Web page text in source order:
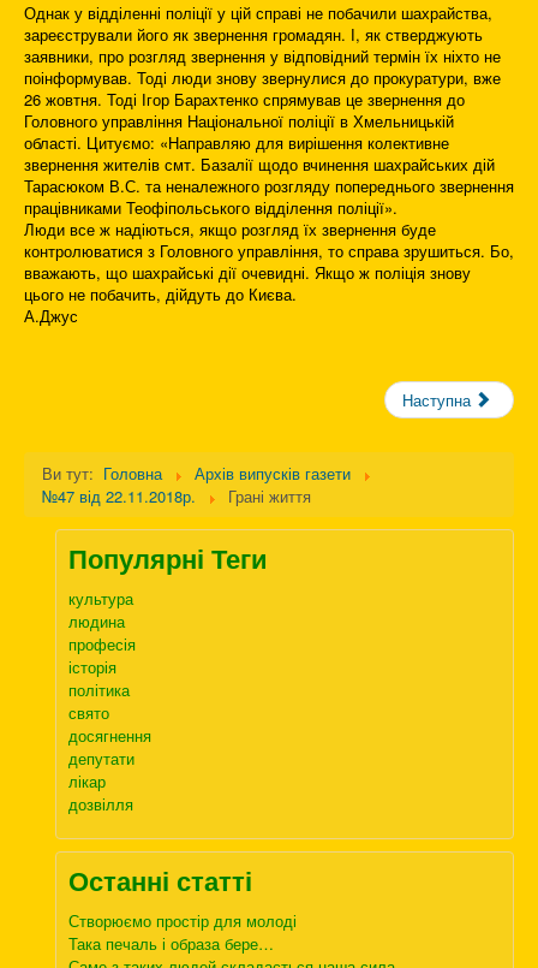
Однак у відділенні поліції у цій справі не побачили шахрайства,
зареєстрували його як звернення громадян. І, як стверджують
заявники, про розгляд звернення у відповідний термін їх ніхто не
поінформував. Тоді люди знову звернулися до прокуратури, вже
26 жовтня. Тоді Ігор Барахтенко спрямував це звернення до
Головного управління Національної поліції в Хмельницькій
області. Цитуємо: «Направляю для вирішення колективне
звернення жителів смт. Базалії щодо вчинення шахрайських дій
Тарасюком В.С. та неналежного розгляду попереднього звернення
працівниками Теофіпольського відділення поліції».
Люди все ж надіються, якщо розгляд їх звернення буде
контролюватися з Головного управління, то справа зрушиться. Бо,
вважають, що шахрайські дії очевидні. Якщо ж поліція знову
цього не побачить, дійдуть до Києва.
А.Джус
Наступна
Ви тут: Головна
Архів випусків газети
№47 від 22.11.2018р.
Грані життя
Популярні Теги
культура
людина
професія
історія
політика
свято
досягнення
депутати
лікар
дозвілля
Останні статті
Створюємо простір для молоді
Така печаль і образа бере…